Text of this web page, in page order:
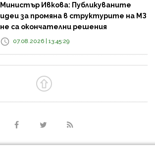
Министър Ивкова: Публикуваните
идеи за промяна в структурите на МЗ
не са окончателни решения
07.08.2026 | 13:45:29